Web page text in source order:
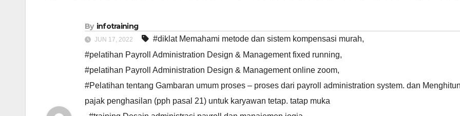
By infotraining
JUN 17, 2022 #diklat Memahami metode dan sistem kompensasi murah,
#pelatihan Payroll Administration Design & Management fixed running,
#pelatihan Payroll Administration Design & Management online zoom,
#Pelatihan tentang Gambaran umum proses – proses dari payroll administration system. dan
pajak penghasilan (pph pasal 21) untuk karyawan tetap. tatap muka